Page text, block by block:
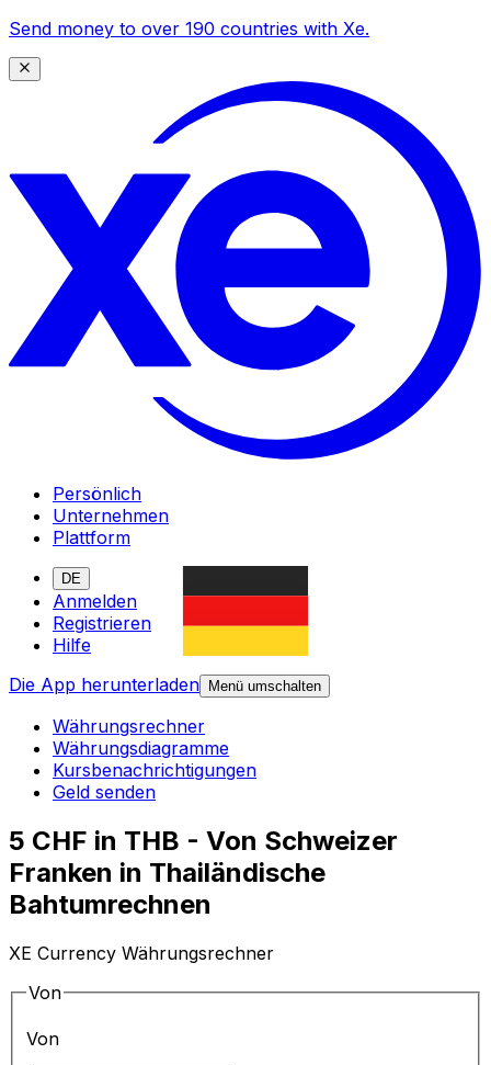
Send money to over 190 countries with Xe.
Persönlich
Unternehmen
Plattform
DE
Anmelden
Registrieren
Hilfe
Die App herunterladen
Menü umschalten
Währungsrechner
Währungsdiagramme
Kursbenachrichtigungen
Geld senden
5 CHF in THB - Von Schweizer
Franken in Thailändische
Bahtumrechnen
XE Currency Währungsrechner
Von
Von